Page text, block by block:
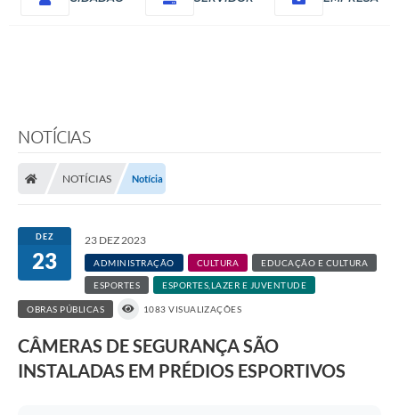
NOTÍCIAS
NOTÍCIAS Notícia
DEZ
23
23 DEZ 2023
ADMINISTRAÇÃO CULTURA EDUCAÇÃO E CULTURA
ESPORTES ESPORTES,LAZER E JUVENTUDE
OBRAS PÚBLICAS 1083 VISUALIZAÇÕES
CÂMERAS DE SEGURANÇA SÃO
INSTALADAS EM PRÉDIOS ESPORTIVOS